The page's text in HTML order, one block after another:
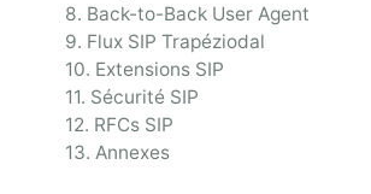
8. Back-to-Back User Agent
9. Flux SIP Trapéziodal
10. Extensions SIP
11. Sécurité SIP
12. RFCs SIP
13. Annexes